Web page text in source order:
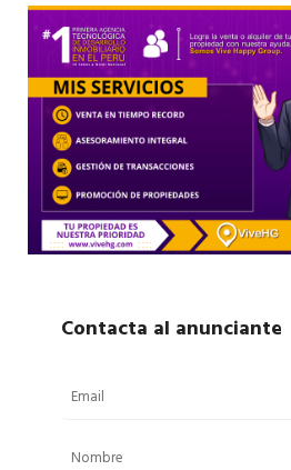
Contacta al anunciante